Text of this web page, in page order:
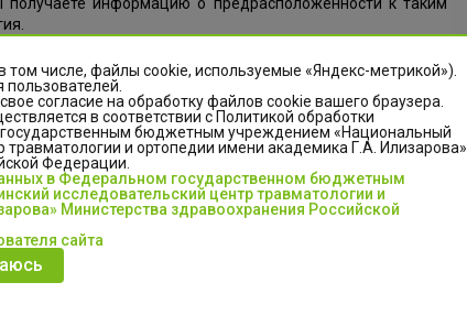
Минздрава России применяют
обогащенной тромбоцитами). Известно,
числе, файлы cookie, используемые «Яндекс-метрикой»).
согласие на обработку файлов cookie вашего браузера.
в соответствии с Политикой обработки
бюджетным учреждением «Национальный
и ортопедии имени академика Г.А. Илизарова»
Федерации.
в Федеральном государственном бюджетным
исследовательский центр травматологии и
Министерства здравоохранения Российской
сайта